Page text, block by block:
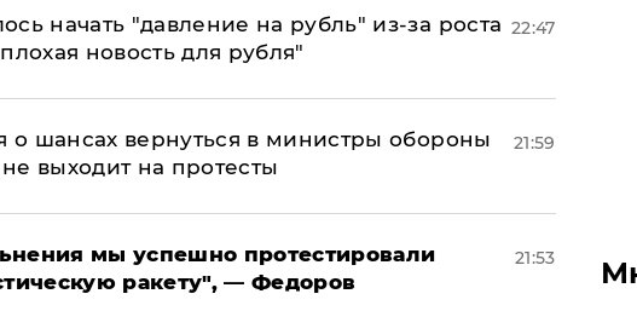
начать "давление на рубль" из-за роста
новость для рубля"
22:47
о шансах вернуться в министры обороны
выходит на протесты
21:59
мы успешно протестировали
ракету", — Федоров
21:53